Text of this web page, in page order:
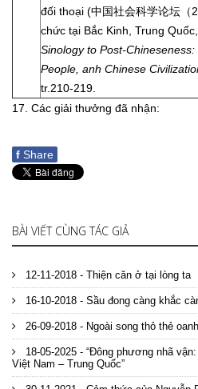
đối thoại (中国社会科学论坛（
chức tại Bắc Kinh, Trung
Sinology to Post-
People, anh Chinese
tr.210-219.
17. Các giải thưởng đã nhận:
f Share
BÀI VIẾT CÙNG TÁC GIẢ
12-11-2018 - Thiện căn ở tại lòng ta
16-10-2018 - Sầu đong càng khắc
26-09-2018 - Ngoài song thỏ thẻ
18-05-2025 - “Đông phương nhã
Việt Nam – Trung Quốc”